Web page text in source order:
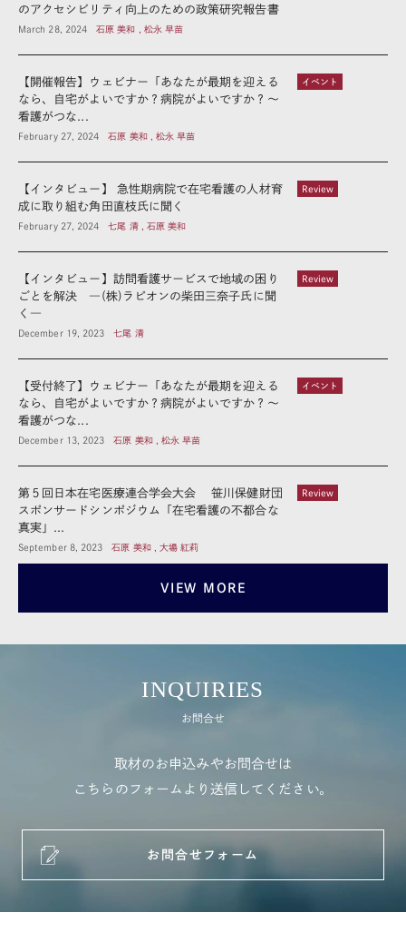
のアクセシビリティ向上のための政策研究報告書
March 28, 2024 石原 美和 , 松永 早苗
イベント
【開催報告】ウェビナー「あなたが最期を迎える
なら、自宅がよいですか？病院がよいですか？～
看護がつな...
February 27, 2024 石原 美和 , 松永 早苗
Review
【インタビュー】 急性期病院で在宅看護の人材育
成に取り組む角田直枝氏に聞く
February 27, 2024 七尾 清 , 石原 美和
Review
【インタビュー】訪問看護サービスで地域の困り
ごとを解決 ―(株)ラピオンの柴田三奈子氏に聞
く―
December 19, 2023 七尾 清
イベント
【受付終了】ウェビナー「あなたが最期を迎える
なら、自宅がよいですか？病院がよいですか？～
看護がつな...
December 13, 2023 石原 美和 , 松永 早苗
Review
第５回日本在宅医療連合学会大会 笹川保健財団
スポンサードシンポジウム「在宅看護の不都合な
真実」...
September 8, 2023 石原 美和 , 大場 紅莉
VIEW MORE
INQUIRIES
お問合せ
取材のお申込みやお問合せは
こちらのフォームより送信してください。
お問合せフォーム